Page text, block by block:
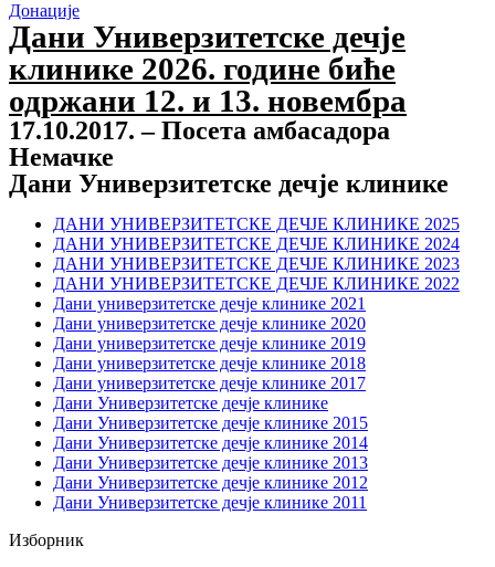
Донације
Дани Универзитетске дечје
клинике 2026. године биће
одржани 12. и 13. новембра
17.10.2017. – Посета амбасадора
Немачке
Дани Универзитетске дечје клинике
ДАНИ УНИВЕРЗИТЕТСКЕ ДЕЧЈЕ КЛИНИКЕ 2025
ДАНИ УНИВЕРЗИТЕТСКЕ ДЕЧЈЕ КЛИНИКЕ 2024
ДАНИ УНИВЕРЗИТЕТСКЕ ДЕЧЈЕ КЛИНИКЕ 2023
ДАНИ УНИВЕРЗИТЕТСКЕ ДЕЧЈЕ КЛИНИКЕ 2022
Дани универзитетске дечје клинике 2021
Дани универзитетске дечје клинике 2020
Дани универзитетске дечје клинике 2019
Дани универзитетске дечје клинике 2018
Дани универзитетске дечје клинике 2017
Дани Универзитетске дечје клинике
Дани Универзитетске дечје клинике 2015
Дани Универзитетске дечје клинике 2014
Дани Универзитетске дечје клинике 2013
Дани Универзитетске дечје клинике 2012
Дани Универзитетске дечје клинике 2011
Изборник